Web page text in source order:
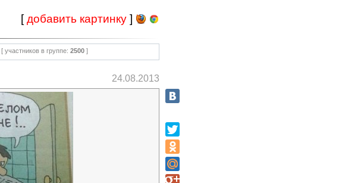
[добавить картинку ]
[ участников в группе: 2500]
24.08.2013